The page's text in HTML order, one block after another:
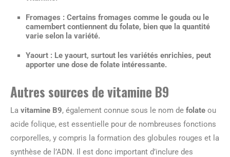
Fromages : Certains fromages comme le gouda ou le
camembert contiennent du folate, bien que la quantité
varie selon la variété.
Yaourt : Le yaourt, surtout les variétés enrichies, peut
apporter une dose de folate intéressante.
Autres sources de vitamine B9
La vitamine B9, également connue sous le nom de folate ou
acide folique, est essentielle pour de nombreuses fonctions
corporelles, y compris la formation des globules rouges et la
synthèse de l’ADN. Il est donc important d’inclure des